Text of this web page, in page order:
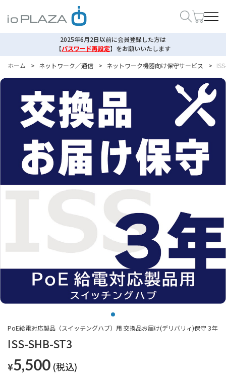
2025年6月2日以前に会員登録した方は
【パスワード再設定】 をお願いいたします
ホーム
> ネットワーク／通信 > ネットワーク機器向け保守サービス >
ISS-SHB-ST3
PoE給電対応製品（スイッチングハブ）用 交換品お届け(デリバリィ)保守 3年
¥5,500